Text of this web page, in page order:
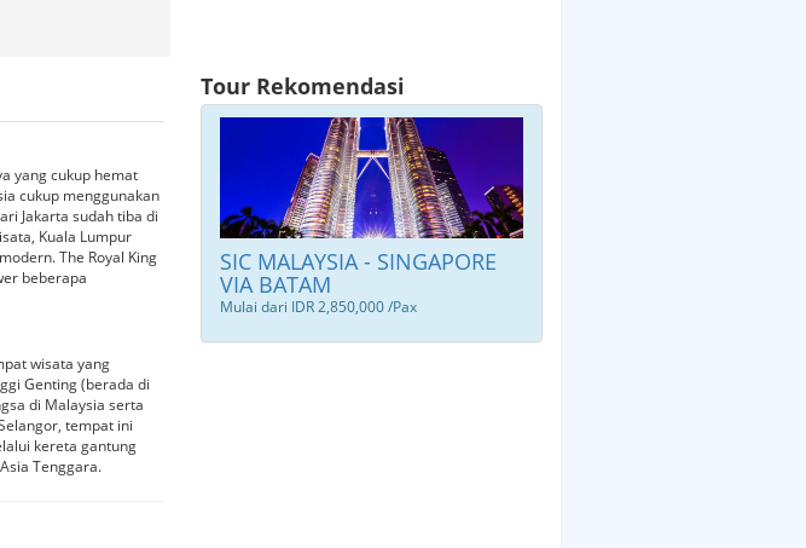
yang cukup hemat
cukup menggunakan
Jakarta sudah tiba di
Kuala Lumpur
The Royal King
beberapa
wisata yang
Genting (berada di
di Malaysia serta
tempat ini
kereta gantung
Tenggara.
Tour Rekomendasi
SIC MALAYSIA - SINGAPORE
VIA BATAM
Mulai dari IDR 2,850,000 /Pax